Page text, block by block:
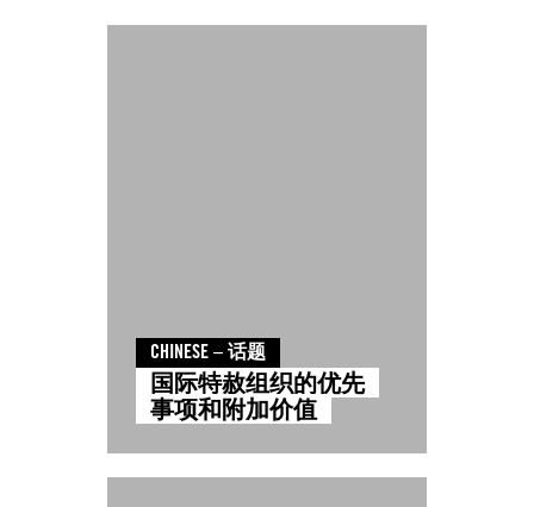
CHINESE – 话题
国际特赦组织的优先
事项和附加价值